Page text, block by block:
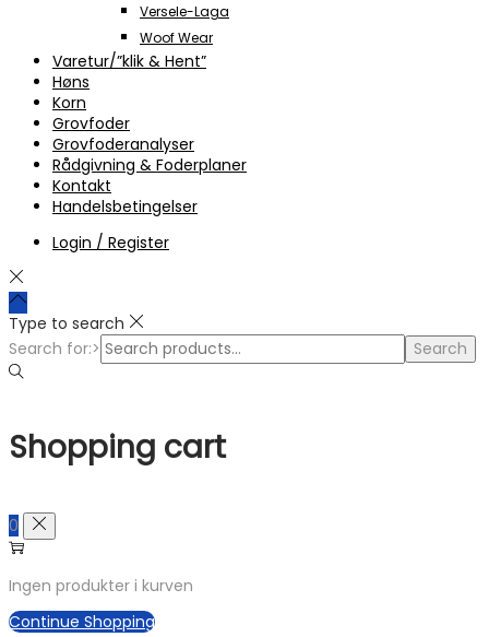
Versele-Laga
Woof Wear
Varetur/”klik & Hent”
Høns
Korn
Grovfoder
Grovfoderanalyser
Rådgivning & Foderplaner
Kontakt
Handelsbetingelser
Login / Register
Type to search
Search for:>
Search
Shopping cart
0
Ingen produkter i kurven
Continue Shopping